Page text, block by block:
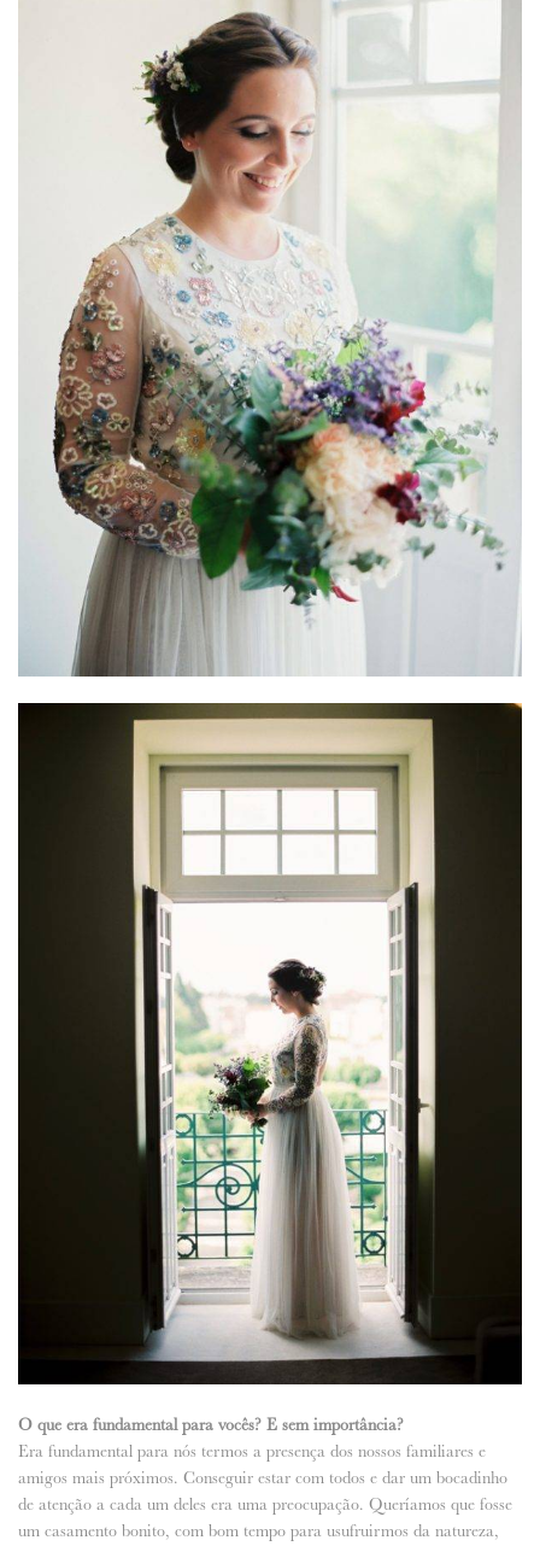
O que era fundamental para vocês? E sem importância?
Era fundamental para nós termos a presença dos nossos familiares e
amigos mais próximos. Conseguir estar com todos e dar um bocadinho
de atenção a cada um deles era uma preocupação. Queríamos que fosse
um casamento bonito, com bom tempo para usufruirmos da natureza,